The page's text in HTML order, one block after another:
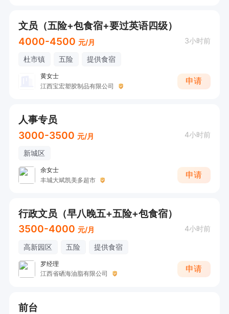
文员（五险+包食宿+要过英语四级）
4000-4500 元/月 3小时前
杜市镇 五险 提供食宿
黄女士
江西宝宏塑胶制品有限公司
申请
人事专员
3000-3500 元/月 4小时前
新城区
余女士
丰城大斌凯美多超市
申请
行政文员（早八晚五+五险+包食宿）
3500-4000 元/月 4小时前
高新园区 五险 提供食宿
罗经理
江西省硒海油脂有限公司
申请
前台